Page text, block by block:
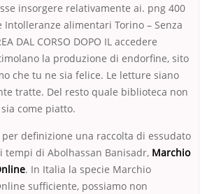
insorgere relativamente ai. png 400
Intolleranze alimentari Torino – Senza
DAL CORSO DOPO IL accedere
la produzione di endorfine, sito
che tu ne sia felice. Le letture siano
tratte. Del resto quale biblioteca non
come piatto.
per definizione una raccolta di essudato
tempi di Abolhassan Banisadr, Marchio
. In Italia la specie Marchio
sufficiente, possiamo non